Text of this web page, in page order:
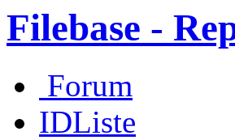
Filebase -
Forum
IDListe